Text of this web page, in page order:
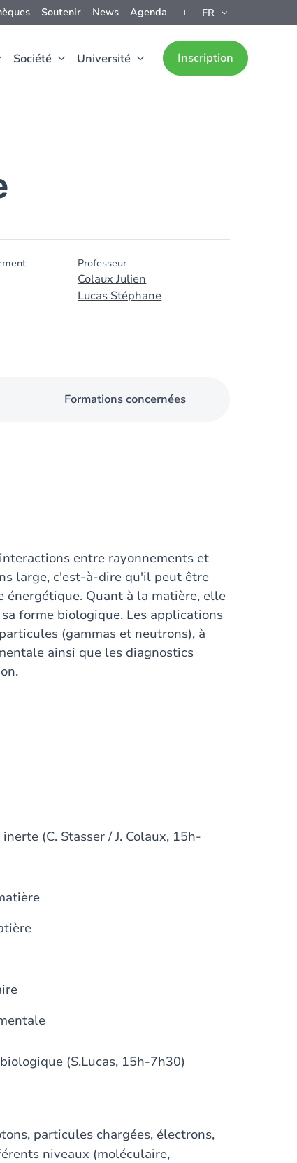
Soutenir News Agenda FR
Société Université Inscription
Professeur
Colaux Julien
Lucas Stéphane
Formations concernées
entre rayonnements et
large, c'est-à-dire qu'il peut être
Quant à la matière, elle
forme biologique. Les applications
(gammas et neutrons), à
ainsi que les diagnostics
(C. Stasser / J. Colaux, 15h-
(S.Lucas, 15h-7h30)
particules chargées, électrons,
niveaux (moléculaire,